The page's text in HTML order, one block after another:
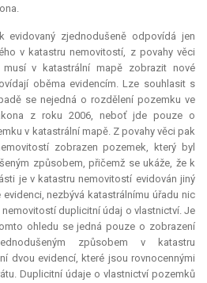
evidovaný zjednodušeně odpovídá jen
v katastru nemovitostí, z povahy věci
v katastrální mapě zobrazit nové
oběma evidencím. Lze souhlasit s
se nejedná o rozdělení pozemku ve
z roku 2006, neboť jde pouze o
v katastrální mapě. Z povahy věci pak
zobrazen pozemek, který byl
způsobem, přičemž se ukáže, že k
je v katastru nemovitostí evidován jiný
nezbývá katastrálnímu úřadu nic
duplicitní údaj o vlastnictví. Je
ohledu se jedná pouze o zobrazení
způsobem v katastru
dvou evidencí, které jsou rovnocennými
Duplicitní údaje o vlastnictví pozemků